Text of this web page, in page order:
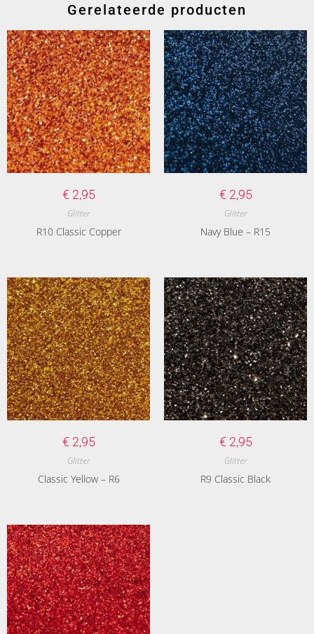
Gerelateerde producten
€ 2,95
Glitter
R10 Classic Copper
€ 2,95
Glitter
Navy Blue – R15
€ 2,95
Glitter
Classic Yellow – R6
€ 2,95
Glitter
R9 Classic Black